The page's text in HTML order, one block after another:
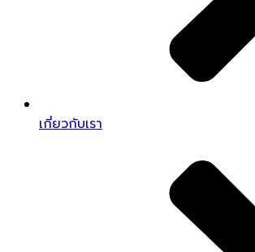
เกี่ยวกับเรา